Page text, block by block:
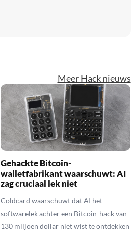
Meer Hack nieuws
Gehackte Bitcoin-
walletfabrikant waarschuwt: AI
zag cruciaal lek niet
Coldcard waarschuwt dat AI het
softwarelek achter een Bitcoin-hack van
130 miljoen dollar niet wist te ontdekken